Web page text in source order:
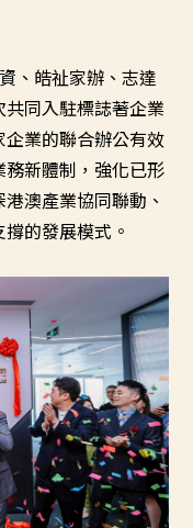
、皓祉家辦、志達
同入駐標誌著企業
業的聯合辦公有效
新體制，強化已形
澳產業協同聯動、
的發展模式。